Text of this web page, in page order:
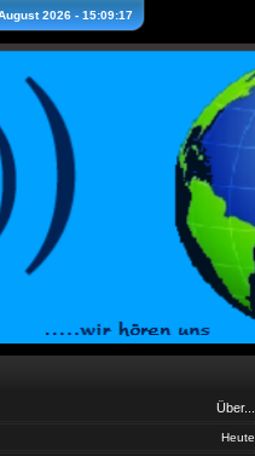
2026 - 15:09:17
Über...
Heute